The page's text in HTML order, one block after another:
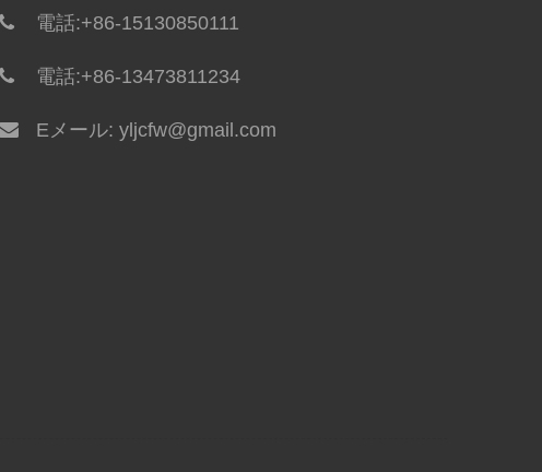
電話:+86-15130850111
電話:+86-13473811234
Eメール: yljcfw@gmail.com